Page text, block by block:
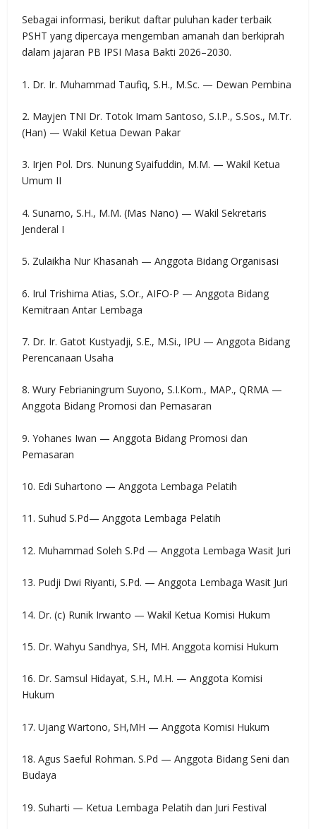
Sebagai informasi, berikut daftar puluhan kader terbaik
PSHT yang dipercaya mengemban amanah dan berkiprah
dalam jajaran PB IPSI Masa Bakti 2026–2030.
1. Dr. Ir. Muhammad Taufiq, S.H., M.Sc. — Dewan Pembina
2. Mayjen TNI Dr. Totok Imam Santoso, S.I.P., S.Sos., M.Tr.
(Han) — Wakil Ketua Dewan Pakar
3. Irjen Pol. Drs. Nunung Syaifuddin, M.M. — Wakil Ketua
Umum II
4. Sunarno, S.H., M.M. (Mas Nano) — Wakil Sekretaris
Jenderal I
5. Zulaikha Nur Khasanah — Anggota Bidang Organisasi
6. Irul Trishima Atias, S.Or., AIFO-P — Anggota Bidang
Kemitraan Antar Lembaga
7. Dr. Ir. Gatot Kustyadji, S.E., M.Si., IPU — Anggota Bidang
Perencanaan Usaha
8. Wury Febrianingrum Suyono, S.I.Kom., MAP., QRMA —
Anggota Bidang Promosi dan Pemasaran
9. Yohanes Iwan — Anggota Bidang Promosi dan
Pemasaran
10. Edi Suhartono — Anggota Lembaga Pelatih
11. Suhud S.Pd— Anggota Lembaga Pelatih
12. Muhammad Soleh S.Pd — Anggota Lembaga Wasit Juri
13. Pudji Dwi Riyanti, S.Pd. — Anggota Lembaga Wasit Juri
14. Dr. (c) Runik Irwanto — Wakil Ketua Komisi Hukum
15. Dr. Wahyu Sandhya, SH, MH. Anggota komisi Hukum
16. Dr. Samsul Hidayat, S.H., M.H. — Anggota Komisi
Hukum
17. Ujang Wartono, SH,MH — Anggota Komisi Hukum
18. Agus Saeful Rohman. S.Pd — Anggota Bidang Seni dan
Budaya
19. Suharti — Ketua Lembaga Pelatih dan Juri Festival